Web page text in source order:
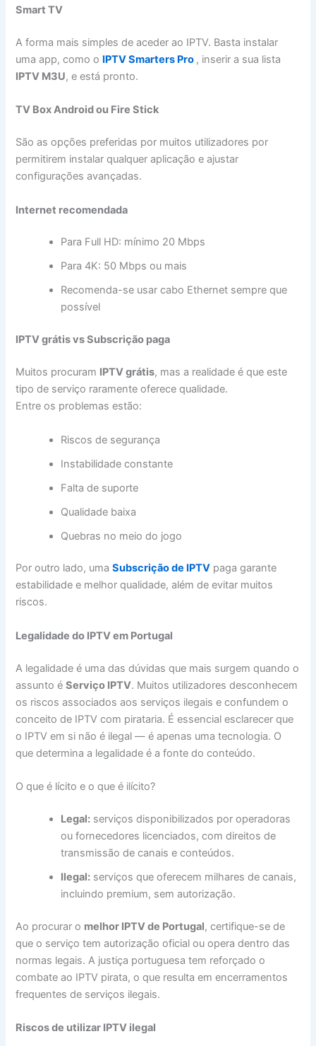
Smart TV
A forma mais simples de aceder ao IPTV. Basta instalar
uma app, como o IPTV Smarters Pro , inserir a sua lista
IPTV M3U, e está pronto.
TV Box Android ou Fire Stick
São as opções preferidas por muitos utilizadores por
permitirem instalar qualquer aplicação e ajustar
configurações avançadas.
Internet recomendada
Para Full HD: mínimo 20 Mbps
Para 4K: 50 Mbps ou mais
Recomenda-se usar cabo Ethernet sempre que
possível
IPTV grátis vs Subscrição paga
Muitos procuram IPTV grátis, mas a realidade é que este
tipo de serviço raramente oferece qualidade.
Entre os problemas estão:
Riscos de segurança
Instabilidade constante
Falta de suporte
Qualidade baixa
Quebras no meio do jogo
Por outro lado, umaSubscrição de IPTV paga garante
estabilidade e melhor qualidade, além de evitar muitos
riscos.
Legalidade do IPTV em Portugal
A legalidade é uma das dúvidas que mais surgem quando o
assunto éServiço IPTV. Muitos utilizadores desconhecem
os riscos associados aos serviços ilegais e confundem o
conceito de IPTV com pirataria. É essencial esclarecer que
o IPTV em si não é ilegal — é apenas uma tecnologia. O
que determina a legalidade é a fonte do conteúdo.
O que é lícito e o que é ilícito?
Legal: serviços disponibilizados por operadoras
ou fornecedores licenciados, com direitos de
transmissão de canais e conteúdos.
Ilegal: serviços que oferecem milhares de canais,
incluindo premium, sem autorização.
Ao procurar o melhor IPTV de Portugal, certifique-se de
que o serviço tem autorização oficial ou opera dentro das
normas legais. A justiça portuguesa tem reforçado o
combate ao IPTV pirata, o que resulta em encerramentos
frequentes de serviços ilegais.
Riscos de utilizar IPTV ilegal